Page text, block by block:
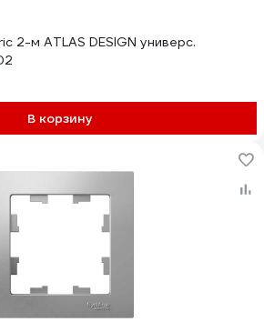
2-м ATLAS DESIGN универс.
В корзину